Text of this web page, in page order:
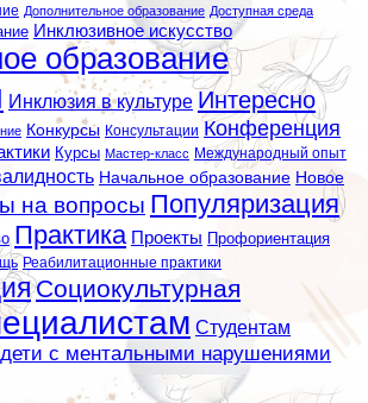
Дополнительное образование Доступная среда
Инклюзивное искусство
образование
Инклюзия в культуре Интересно
Конкурсы Консультации Конференция
Курсы Мастер-класс Международный опыт
Начальное образование Новое
на вопросы Популяризация
Практика Проекты Профориентация
Реабилитационные практики
Социокультурная
Студентам
дети с ментальными нарушениями